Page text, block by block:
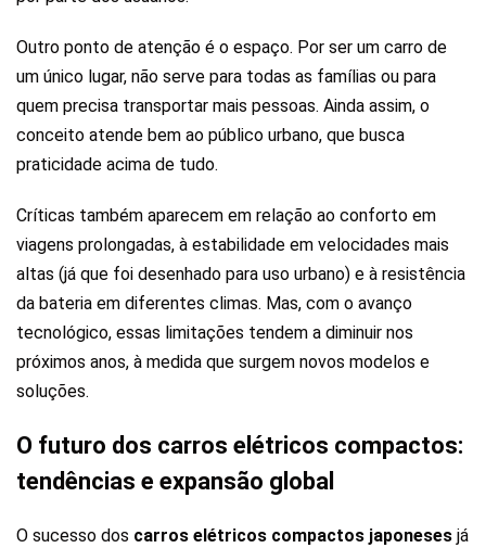
Outro ponto de atenção é o espaço. Por ser um carro de
um único lugar, não serve para todas as famílias ou para
quem precisa transportar mais pessoas. Ainda assim, o
conceito atende bem ao público urbano, que busca
praticidade acima de tudo.
Críticas também aparecem em relação ao conforto em
viagens prolongadas, à estabilidade em velocidades mais
altas (já que foi desenhado para uso urbano) e à resistência
da bateria em diferentes climas. Mas, com o avanço
tecnológico, essas limitações tendem a diminuir nos
próximos anos, à medida que surgem novos modelos e
soluções.
O futuro dos carros elétricos compactos:
tendências e expansão global
O sucesso dos carros elétricos compactos japoneses já